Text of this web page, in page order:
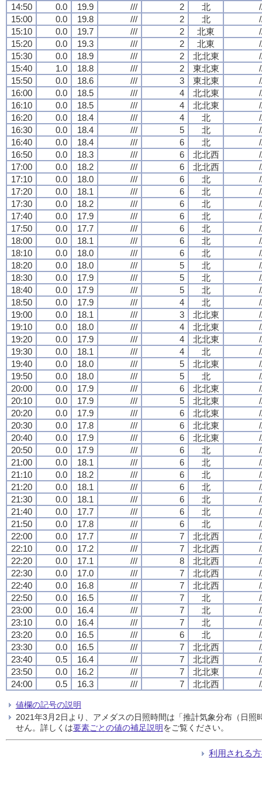
14:50 0.0 19.9 /// 2 北
15:00
0.0 19.8 /// 2 北
15:10
0.0 19.7 /// 2 北東
15:20
0.0 19.3 /// 2 北東
15:30
0.0 18.9 /// 2 北北東
15:40
1.0 18.8 /// 2 東北東
15:50
0.0 18.6 /// 3 東北東
16:00
0.0 18.5 /// 4 北北東
16:10
0.0 18.5 /// 4 北北東
16:20
0.0 18.4 /// 4 北
16:30
0.0 18.4 /// 5 北
16:40
0.0 18.4 /// 6 北
16:50
0.0 18.3 /// 6 北北西
17:00
0.0 18.2 /// 6 北北西
17:10
0.0 18.0 /// 6 北
17:20
0.0 18.1 /// 6 北
17:30
0.0 18.2 /// 6 北
17:40
0.0 17.9 /// 6 北
17:50
0.0 17.7 /// 6 北
18:00
0.0 18.1 /// 6 北
18:10
0.0 18.0 /// 6 北
18:20
0.0 18.0 /// 5 北
18:30
0.0 17.9 /// 5 北
18:40
0.0 17.9 /// 5 北
18:50
0.0 17.9 /// 4 北
19:00
0.0 18.1 /// 3 北北東
19:10
0.0 18.0 /// 4 北北東
19:20
0.0 17.9 /// 4 北北東
19:30
0.0 18.1 /// 4 北
19:40
0.0 18.0 /// 5 北北東
19:50
0.0 18.0 /// 5 北
20:00
0.0 17.9 /// 6 北北東
20:10
0.0 17.9 /// 5 北北東
20:20
0.0 17.9 /// 6 北北東
20:30
0.0 17.8 /// 6 北北東
20:40
0.0 17.9 /// 6 北北東
20:50
0.0 17.9 /// 6 北
21:00
0.0 18.1 /// 6 北
21:10
0.0 18.2 /// 6 北
21:20
0.0 18.1 /// 6 北
21:30
0.0 18.1 /// 6 北
21:40
0.0 17.7 /// 6 北
21:50
0.0 17.8 /// 6 北
22:00
0.0 17.7 /// 7 北北西
22:10
0.0 17.2 /// 7 北北西
22:20
0.0 17.1 /// 8 北北西
22:30
0.0 17.0 /// 7 北北西
22:40
0.0 16.8 /// 7 北北西
22:50
0.0 16.5 /// 7 北
23:00
0.0 16.4 /// 7 北
23:10
0.0 16.4 /// 7 北
23:20
0.0 16.5 /// 6 北
23:30
0.0 16.5 /// 7 北北西
23:40
0.5 16.4 /// 7 北北西
23:50
0.0 16.2 /// 7 北北東
24:00
0.5 16.3 /// 7 北北西
値欄の記号の説明
2021年3月2日より、アメダスの日照時間は「推計気象分布（日
せん。詳しくは要素ごとの値の補足説明をご覧ください。
利用される